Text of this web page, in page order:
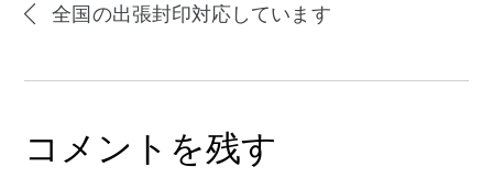
全国の出張封印対応しています
コメントを残す